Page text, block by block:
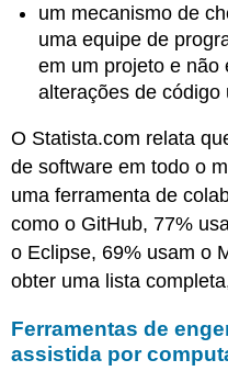
um mecanismo de
uma equipe de
em um projeto e não
alterações de código
O Statista.com relata
de software em todo o
uma ferramenta de
como o GitHub, 77%
o Eclipse, 69% usam o
obter uma lista
Ferramentas de
assistida por